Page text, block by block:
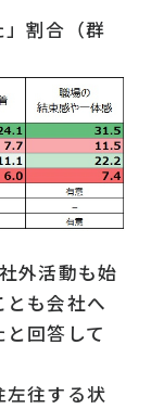
割合（群
外活動も始
も会社へ
回答して
左往する状